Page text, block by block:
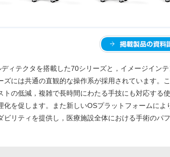
ィテクタを搭載した70シリーズと，イメージイン
ズには共通の直観的な操作系が採用されています。
トの低減，複雑で長時間にわたる手技にも対応する
化を促します。また新しいOSプラットフォームによ
ビリティを提供し，医療施設全体における手術のパ